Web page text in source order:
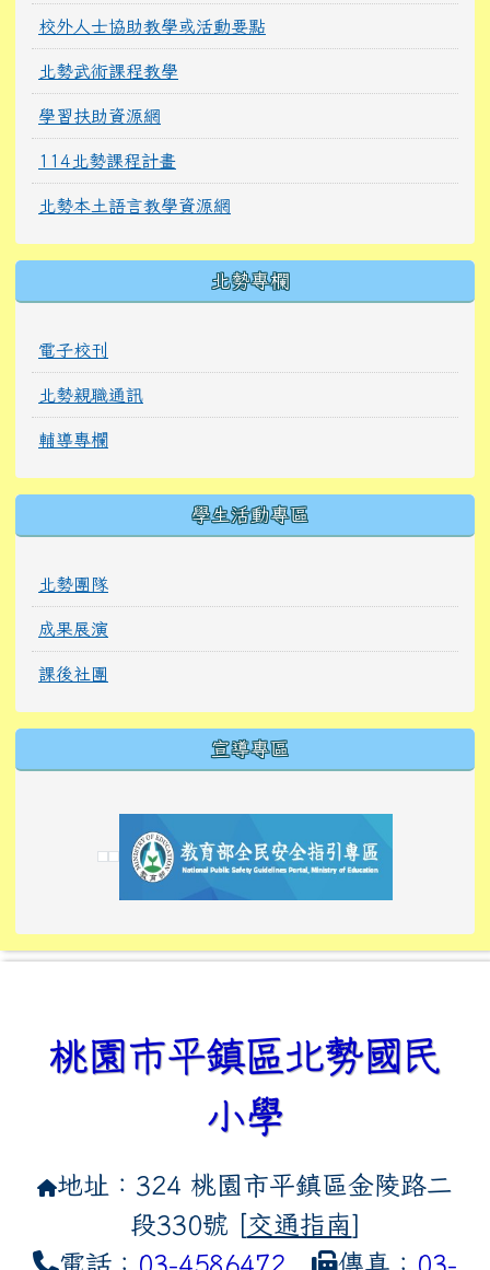
校外人士協助教學或活動要點
北勢武術課程教學
學習扶助資源網
114北勢課程計畫
北勢本土語言教學資源網
北勢專欄
電子校刊
北勢親職通訊
輔導專欄
學生活動專區
北勢團隊
成果展演
課後社團
宣導專區
link to https://
link to https://10000.gov.tw/
link to https://
link to https://10000.gov.tw/
link to https://
link to https://
link to https://i.win.org.tw/
link to https://
link to https://
link to https://
link to https://
桃園市平鎮區北勢國民
小學
地址：324 桃園市平鎮區金陵路二
段330號 [交通指南]
電話： 03-4586472 傳真： 03-